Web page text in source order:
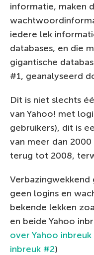
informatie, maken
iedere lek
databases, en die
gigantische
#1, geanalyseerd
Dit is niet slechts
van Yahoo! met
gebruikers), dit is
van meer dan
terug tot 2008,
geen logins en
bekende lekken
en beide Yahoo
over Yahoo inbreuk
inbreuk #2)